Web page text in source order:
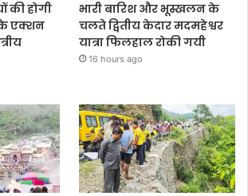
की होगी
के एक्शन
भारी बारिश और भूस्खलन के
चलते द्वितीय केदार मदमहेश्वर
यात्रा फिलहाल रोकी गयी
16 hours ago